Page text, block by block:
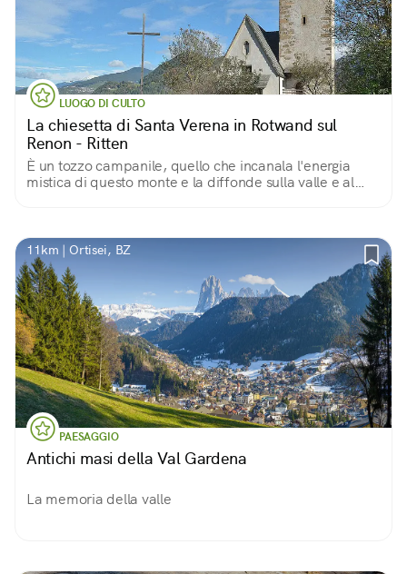
LUOGO DI CULTO
La chiesetta di Santa Verena in Rotwand sul
Renon - Ritten
È un tozzo campanile, quello che incanala l'energia
mistica di questo monte e la diffonde sulla valle e al
11km | Ortisei, BZ
PAESAGGIO
Antichi masi della Val Gardena
La memoria della valle